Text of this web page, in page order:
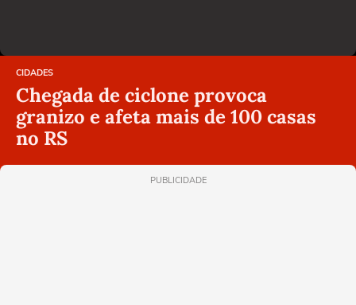
CIDADES
Chegada de ciclone provoca
granizo e afeta mais de 100 casas
no RS
PUBLICIDADE